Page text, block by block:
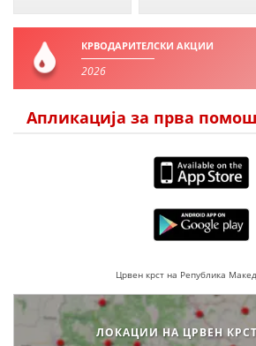
ЗДРАВСТВЕНО ПРЕВЕНТИВНА
КРВОДАРИТЕЛСТВО
МЕНАЏМЕНТ НА
ДЕЈСТВУВАЊЕ
КРВОДАРИТЕЛСКИ АКЦИИ
2026
Апликација за прва помош
Црвен крст на Република
ЛОКАЦИИ НА ЦРВЕН